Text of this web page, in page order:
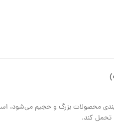
محصولات بزرگ و حجیم می‌شود،
تحمل کند.